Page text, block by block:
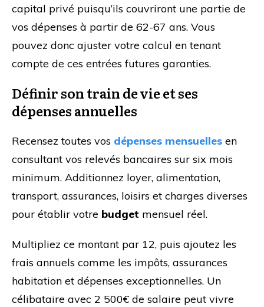
capital privé puisqu’ils couvriront une partie de
vos dépenses à partir de 62-67 ans. Vous
pouvez donc ajuster votre calcul en tenant
compte de ces entrées futures garanties.
Définir son train de vie et ses
dépenses annuelles
Recensez toutes vos dépenses mensuelles en
consultant vos relevés bancaires sur six mois
minimum. Additionnez loyer, alimentation,
transport, assurances, loisirs et charges diverses
pour établir votre budget mensuel réel.
Multipliez ce montant par 12, puis ajoutez les
frais annuels comme les impôts, assurances
habitation et dépenses exceptionnelles. Un
célibataire avec 2 500€ de salaire peut vivre